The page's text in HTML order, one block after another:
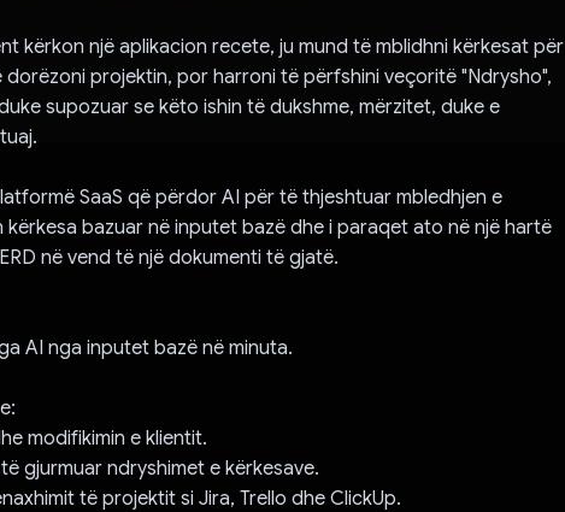
kërkon një aplikacion recete, ju mund të mblidhni kërkesat për
dorëzoni projektin, por harroni të përfshini veçoritë "Ndrysho",
supozuar se këto ishin të dukshme, mërzitet, duke e
SaaS që përdor AI për të thjeshtuar mbledhjen e
kërkesa bazuar në inputet bazë dhe i paraqet ato në një hartë
në vend të një dokumenti të gjatë.
AI nga inputet bazë në minuta.
modifikimin e klientit.
gjurmuar ndryshimet e kërkesave.
të projektit si Jira, Trello dhe ClickUp.